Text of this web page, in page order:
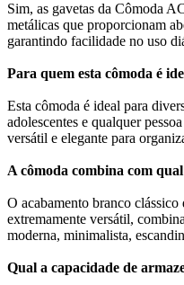
Sim, as gavetas da Cômoda
metálicas que proporcionam
garantindo facilidade no uso
Para quem esta cômoda é
Esta cômoda é ideal para
adolescentes e qualquer
versátil e elegante para
A cômoda combina com
O acabamento branco
extremamente versátil,
moderna, minimalista,
Qual a capacidade de